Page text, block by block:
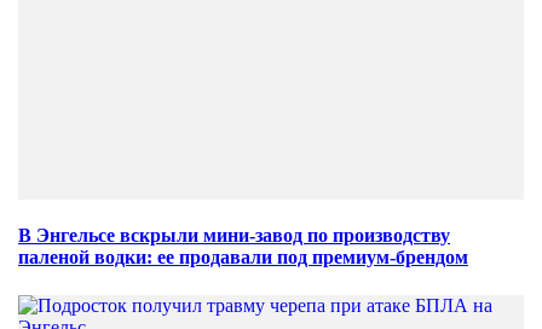
В Энгельсе вскрыли мини-завод по производству
паленой водки: ее продавали под премиум-брендом